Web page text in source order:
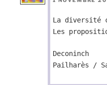
La diversité
Les
Deconinch
Pailharès /